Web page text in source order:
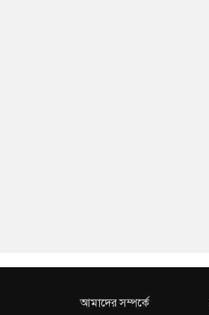
আমাদের সম্পর্কে